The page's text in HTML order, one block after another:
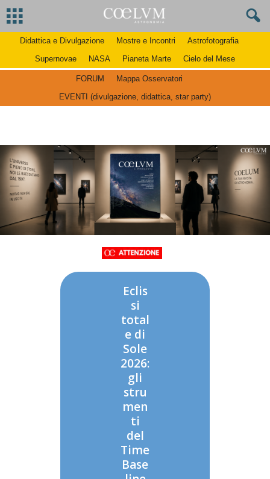
Didattica e Divulgazione Mostre e Incontri
Astrofotografia
Supernovae
NASA Pianeta Marte Cielo del Mese
FORUM
Mappa Osservatori
EVENTI (divulgazione, didattica, star party)
Eclis
si
total
e di
Sole
2026:
gli
stru
men
ti
del
Time
Base